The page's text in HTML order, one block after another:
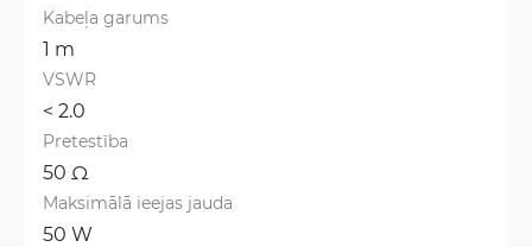
Kabeļa garums
1 m
VSWR
< 2.0
Pretestība
50 Ω
Maksimālā ieejas jauda
50 W